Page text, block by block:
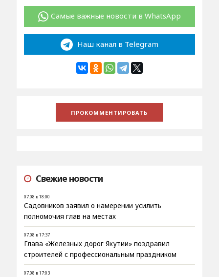
Самые важные новости в WhatsApp
Наш канал в Telegram
Свежие новости
07.08 в 18:00
Садовников заявил о намерении усилить
полномочия глав на местах
07.08 в 17:37
Глава «Железных дорог Якутии» поздравил
строителей с профессиональным праздником
07.08 в 17:03